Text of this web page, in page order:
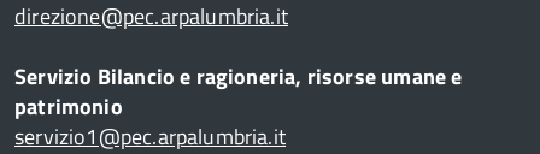
direzione@pec.arpalumbria.it
Servizio Bilancio e ragioneria, risorse umane e
patrimonio
servizio1@pec.arpalumbria.it